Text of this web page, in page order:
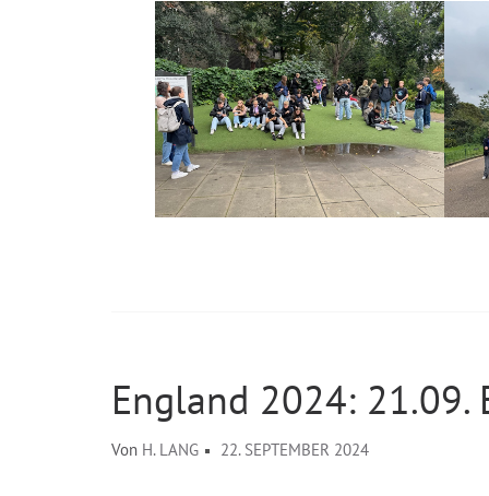
England 2024: 21.09.
Von H. LANG 22. SEPTEMBER 2024